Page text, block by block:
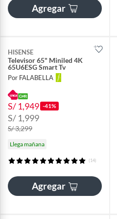
Agregar
HISENSE
Televisor 65" Miniled 4K
65U6ESG Smart Tv
Por FALABELLA
S/ 1,949 -41%
S/ 1,999
S/ 3,299
Llega mañana
(14)
Agregar